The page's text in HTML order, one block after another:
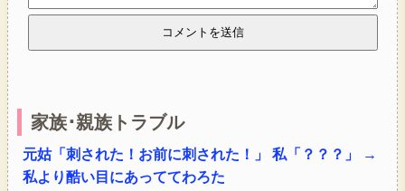
家族･親族トラブル
元姑「刺された！お前に刺された！」 私「？？？」 →
私より酷い目にあっててわろた